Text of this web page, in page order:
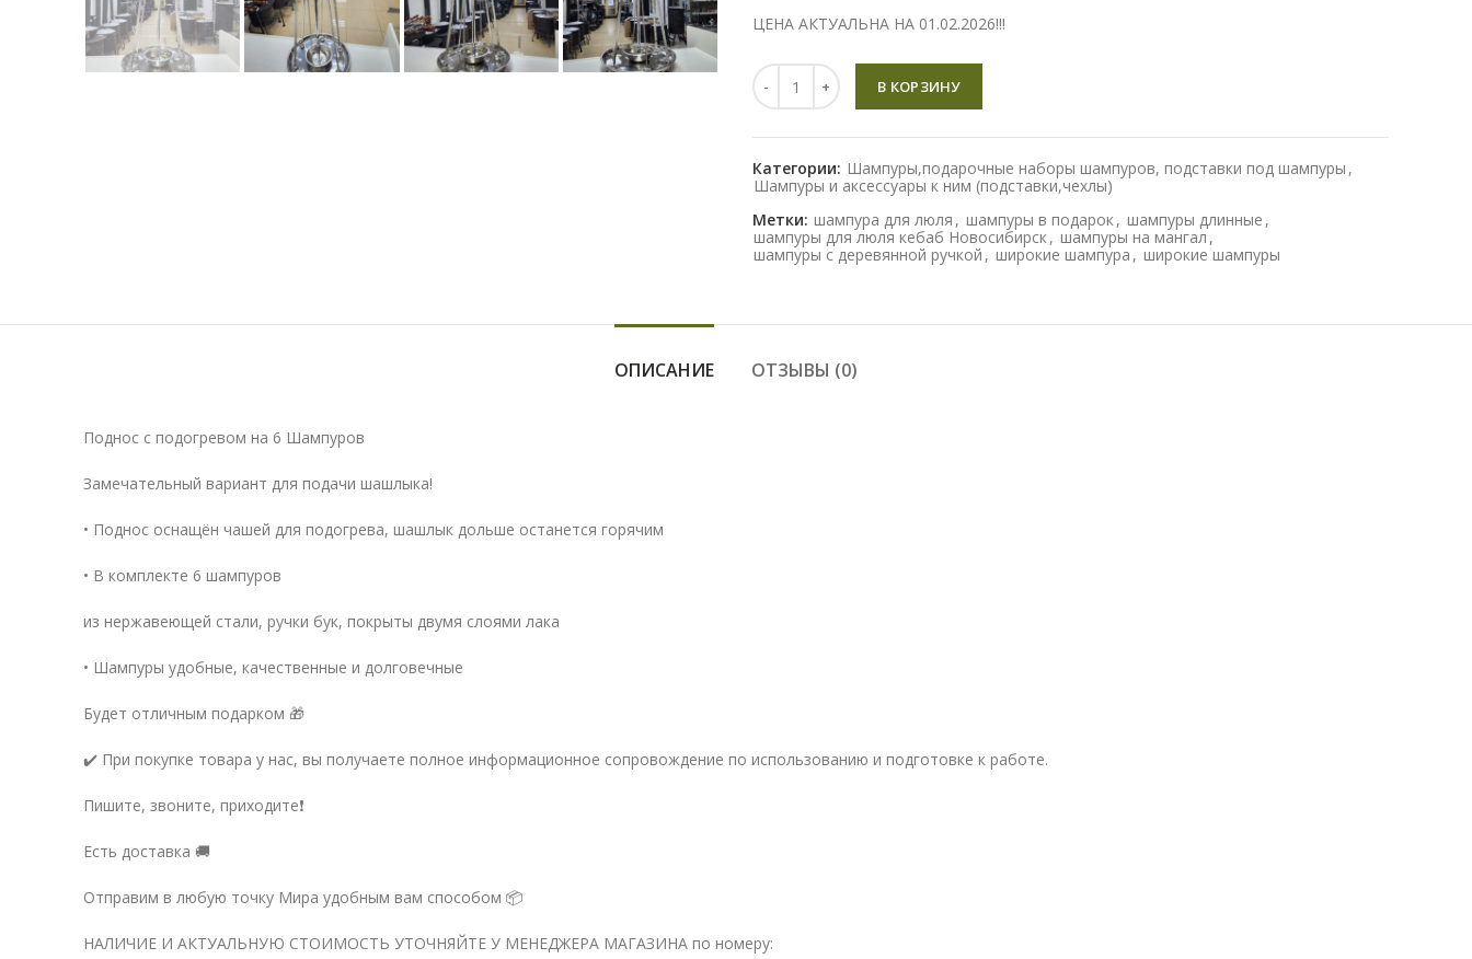
ЦЕНА АКТУАЛЬНА НА 01.02.2026!!!
Количество
В КОРЗИНУ
Категории: Шампуры,подарочные наборы шампуров, подставки под шампуры ,
Шампуры и аксессуары к ним (подставки,чехлы)
Метки: шампура для люля , шампуры в подарок, шампуры длинные ,
шампуры для люля кебаб Новосибирск, шампуры на мангал ,
шампуры с деревянной ручкой , широкие шампура , широкие шампуры
ОПИСАНИЕ ОТЗЫВЫ (0)
Поднос с подогревом на 6 Шампуров
Замечательный вариант для подачи шашлыка!
• Поднос оснащён чашей для подогрева, шашлык дольше останется горячим
• В комплекте 6 шампуров
из нержавеющей стали, ручки бук, покрыты двумя слоями лака
• Шампуры удобные, качественные и долговечные
Будет отличным подарком 🎁
✔️ При покупке товара у нас, вы получаете полное информационное сопровождение по использованию и подготовке к работе.
Пишите, звоните, приходите❗️
Есть доставка 🚚
Отправим в любую точку Мира удобным вам способом 📦
НАЛИЧИЕ И АКТУАЛЬНУЮ СТОИМОСТЬ УТОЧНЯЙТЕ У МЕНЕДЖЕРА МАГАЗИНА по номеру: